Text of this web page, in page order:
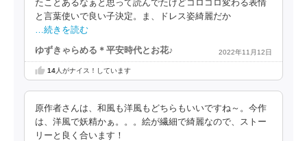
たことあるなぁと思って読んでたけどコロコロ変わる表情
と言葉使いで良い子決定。ま、ドレス姿綺麗だか
…続きを読む
ゆずきゃらめる＊平安時代とお花♪ 2022年11月12日
14人がナイス！しています
原作者さんは、和風も洋風もどちらもいいですね～。今作
は、洋風で妖精かぁ。。。絵が繊細で綺麗なので、ストー
リーと良く合います！